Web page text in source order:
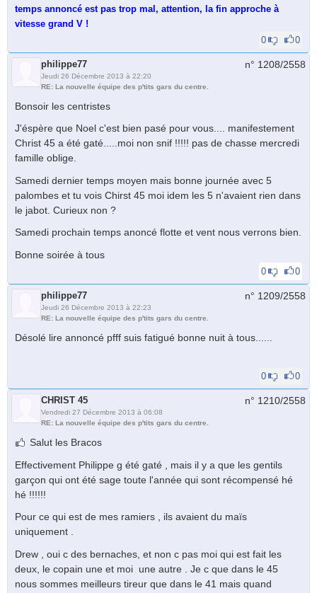
temps annoncé est pas trop mal, attention, la fin approche à
vitesse grand V !
0
0
philippe77
Jeudi 26 Décembre 2013 à 22:20
RE: La nouvelle équipe des p'tits gars du centre.
n° 1208/2558
Bonsoir les centristes
J'éspère que Noel c'est bien pasé pour vous.... manifestement
Christ 45 a été gaté.....moi non snif !!!!! pas de chasse mercredi
famille oblige.
Samedi dernier temps moyen mais bonne journée avec 5
palombes et tu vois Chirst 45 moi idem les 5 n'avaient rien dans
le jabot. Curieux non ?
Samedi prochain temps anoncé flotte et vent nous verrons bien.
Bonne soirée à tous
0 0
philippe77
Jeudi 26 Décembre 2013 à 22:23
RE: La nouvelle équipe des p'tits gars du centre.
n° 1209/2558
Désolé lire annoncé pfff suis fatigué bonne nuit à tous......
0 0
CHRIST 45
Vendredi 27 Décembre 2013 à 06:08
RE: La nouvelle équipe des p'tits gars du centre.
n° 1210/2558
Salut les Bracos
Effectivement Philippe g été gaté , mais il y a que les gentils
garçon qui ont été sage toute l'année qui sont récompensé hé
hé !!!!!!
Pour ce qui est de mes ramiers , ils avaient du maïs
uniquement .
Drew , oui c des bernaches, et non c pas moi qui est fait les
deux, le copain une et moi une autre . Je c que dans le 45
nous sommes meilleurs tireur que dans le 41 mais quand